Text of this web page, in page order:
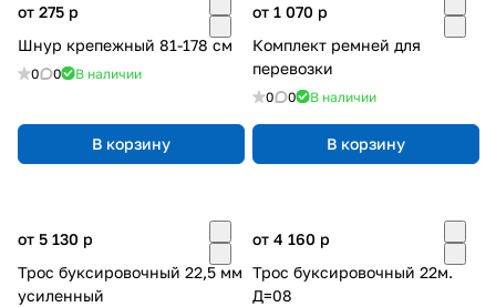
от 275 p
Шнур крепежный 81-178 см
0 0 В наличии
В корзину
от 1 070 p
Комплект ремней для
перевозки
0 0 В наличии
В корзину
от 5 130 p
Трос буксировочный 22,5 мм
усиленный
от 4 160 p
Трос буксировочный 22м.
Д=08